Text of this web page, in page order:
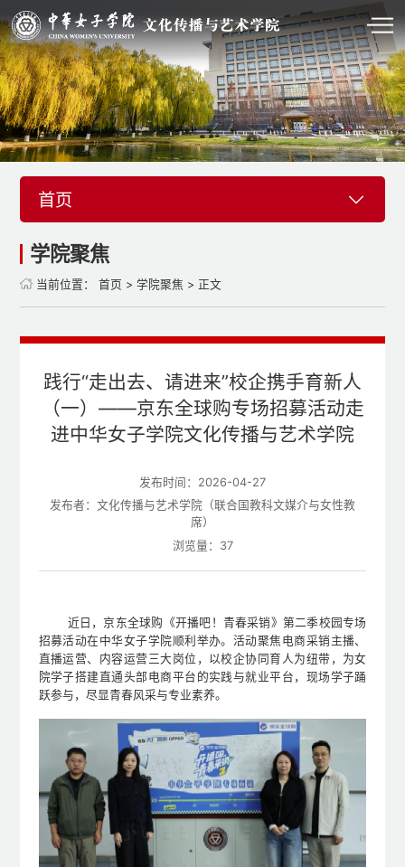
首页
学院聚焦
当前位置： 首页 > 学院聚焦 > 正文
践行“走出去、请进来”校企携手育新人
（一）——京东全球购专场招募活动走
进中华女子学院文化传播与艺术学院
发布时间：2026-04-27
发布者：文化传播与艺术学院（联合国教科文媒介与女性教
席）
浏览量： 37
近日，京东全球购《开播吧！青春采销》第二季校园专场
招募活动在中华女子学院顺利举办。活动聚焦电商采销主播、
直播运营、内容运营三大岗位，以校企协同育人为纽带，为女
院学子搭建直通头部电商平台的实践与就业平台，现场学子踊
跃参与，尽显青春风采与专业素养。